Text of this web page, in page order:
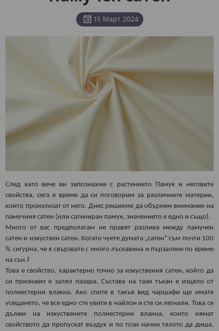
15 Март 2024
След като вече ви запознахме с растението Памук и неговите
свойства, сега е време да си поговорим за различните материи,
които произлизат от него. Днес решихме да обърнем внимание на
памучния сатен (или сатениран памук, значението е едно и също).
Много от вас предполагам не правят разлика между памучен
сатен и изкуствен сатен. Когато чуете думата „сатен“ съм почти 100
% сигурна, че я свързвате с много лъскавина и пързаляне по време
на сънJ
Това е свойство, характерно точно за изкуствения сатен, който да
си признаем е залял пазара. Състава на тази тъкан е изцяло от
полиестерни влакна. Ако спите в такъв вид чаршафи ще имате
усещането, че все едно сте увити в найлон и сте си легнали. Това се
дължи на изкуствените полиестерни влакна, които нямат
свойството да пропускат въздух и по този начин тялото да диша.